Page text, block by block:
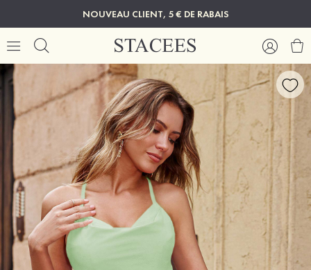
NOUVEAU CLIENT, 5 € DE RABAIS